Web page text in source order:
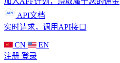
API文档
实时请求，调用API接口
CN
EN
注册 登录